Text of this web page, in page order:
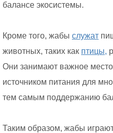
балансе экосистемы.
Кроме того, жабы служат
животных, таких как птицы,
Они занимают важное
источником питания для
тем самым поддержанию
Таким образом, жабы